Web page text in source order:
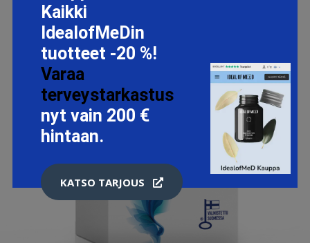
Kaikki
IdealofMeDin
tuotteet -20 %!
Varaa
terveystarkastus
nyt vain 200 €
hintaan.
KATSO TARJOUS